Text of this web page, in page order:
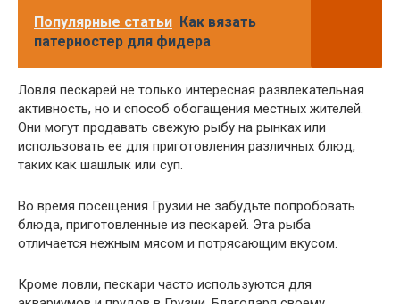
Популярные статьи Как вязать
патерностер для фидера
Ловля пескарей не только интересная развлекательная
активность, но и способ обогащения местных жителей.
Они могут продавать свежую рыбу на рынках или
использовать ее для приготовления различных блюд,
таких как шашлык или суп.
Во время посещения Грузии не забудьте попробовать
блюда, приготовленные из пескарей. Эта рыба
отличается нежным мясом и потрясающим вкусом.
Кроме ловли, пескари часто используются для